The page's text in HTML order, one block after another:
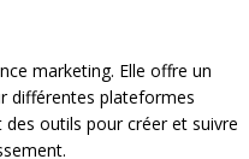
marketing. Elle offre un
différentes plateformes
outils pour créer et suivre